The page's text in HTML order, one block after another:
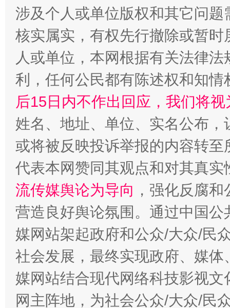
“蜀中异人”王建安的艺术幻境
完善运行机制助力责任有效落实 一纸欠
东山县通报“牛蛙产品抗生素超标问题” 法
涉及个人或单位版权和其它问题
核实属实，有权先行撤除或暂
人或单位，本网根据有关法律
利，任何公民都有陈述权和知情
后15日内不作出回应，我们将
姓名、地址、单位、实名公布
或将被反映投诉举报的内容转
代表本网赞同其观点和对其真实
流传媒舆论为导向 ，强化反腐
营造良好舆论氛围。通过中国
媒网站架起政府和公众/大众/民
社会发展，最终实现政府、媒
媒网站结合现代网络科技影视
网主阵地，为社会公众/大众/民